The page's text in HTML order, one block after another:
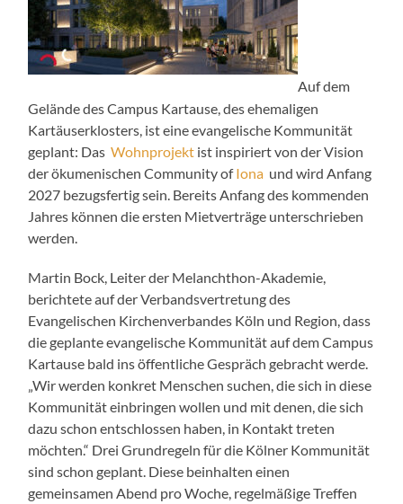
Auf dem
Gelände des Campus Kartause, des ehemaligen
Kartäuserklosters, ist eine evangelische Kommunität
geplant: DasWohnprojekt ist inspiriert von der Vision
der ökumenischen Community ofIona und wird Anfang
2027 bezugsfertig sein. Bereits Anfang des kommenden
Jahres können die ersten Mietverträge unterschrieben
werden.
Martin Bock, Leiter der Melanchthon-Akademie,
berichtete auf der Verbandsvertretung des
Evangelischen Kirchenverbandes Köln und Region, dass
die geplante evangelische Kommunität auf dem Campus
Kartause bald ins öffentliche Gespräch gebracht werde.
„Wir werden konkret Menschen suchen, die sich in diese
Kommunität einbringen wollen und mit denen, die sich
dazu schon entschlossen haben, in Kontakt treten
möchten.“ Drei Grundregeln für die Kölner Kommunität
sind schon geplant. Diese beinhalten einen
gemeinsamen Abend pro Woche, regelmäßige Treffen